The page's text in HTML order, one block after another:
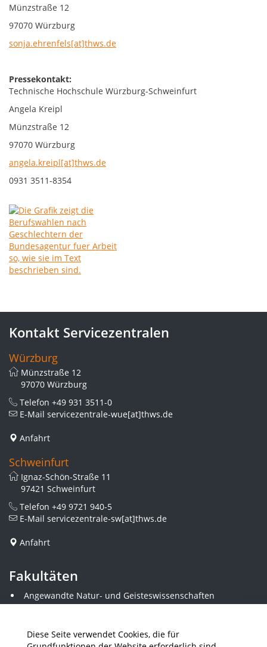
Diese Seite verwendet Cookies, die für
Münzstraße 12
97070 Würzburg
sonja.ehrenfels[at]thws.de
Pressekontakt:
Technische Hochschule Würzburg-Schweinfurt
Angela Kreipl
Münzstraße 12
97070 Würzburg
angela.kreipl[at]thws.de
0931 3511-8354
Kontakt Servicezentralen
Würzburg
Münzstraße 12
97070 Würzburg
Telefon +49 931 3511-0
E-Mail servicezentrale-wue[at]thws.de
Anfahrt
Schweinfurt
Ignaz-Schön-Straße 11
97421 Schweinfurt
Telefon +49 9721 940-5
E-Mail servicezentrale-sw[at]thws.de
Anfahrt
Fakultäten
Angewandte Natur- und Geisteswissenschaften
Angewandte Sozialwissenschaften
Elektrotechnik
Gestaltung